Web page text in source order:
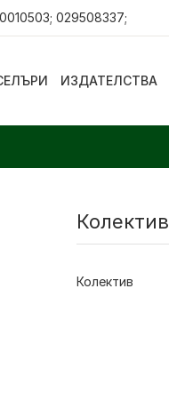
029508337;
ИЗДАТЕЛСТВА
Колектив
Колектив